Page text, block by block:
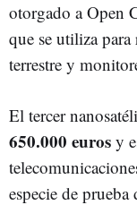
otorgado a Open
que se utiliza
terrestre y
El tercer
650.000 euros y
especie de